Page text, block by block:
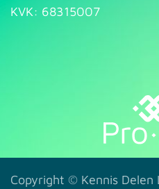
KVK: 68315007
Copyright © Kennis